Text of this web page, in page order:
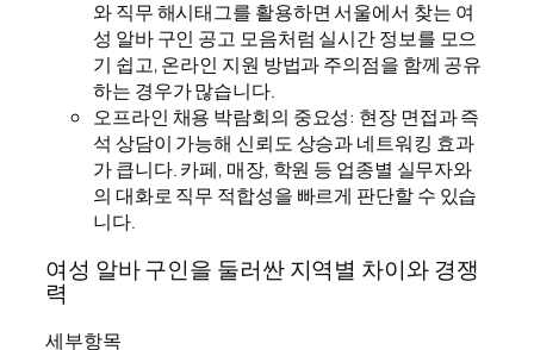
와 직무 해시태그를 활용하면 서울에서 찾는 여
성 알바 구인 공고 모음처럼 실시간 정보를 모으
기 쉽고, 온라인 지원 방법과 주의점을 함께 공유
하는 경우가 많습니다.
오프라인 채용 박람회의 중요성: 현장 면접과 즉
석 상담이 가능해 신뢰도 상승과 네트워킹 효과
가 큽니다. 카페, 매장, 학원 등 업종별 실무자와
의 대화로 직무 적합성을 빠르게 판단할 수 있습
니다.
여성 알바 구인을 둘러싼 지역별 차이와 경쟁
력
세부항목